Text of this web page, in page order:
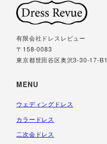
有限会社ドレスレビュー
〒158-0083
東京都世田谷区奥沢3-30-17-B1
MENU
ウェディングドレス
カラードレス
二次会ドレス